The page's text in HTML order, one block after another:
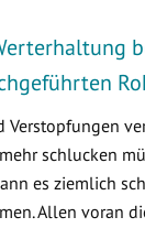
schlucken
es ziemlich
Allen voran